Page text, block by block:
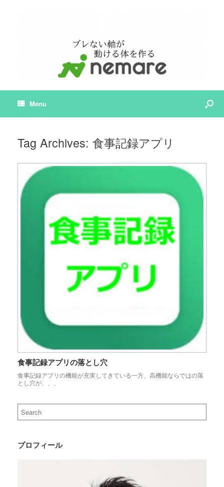
Menu
Tag Archives: 食事記録アプリ
食事記録アプリの落とし穴
食事記録アプリの機能が充実してきている一方、高機能ならではの落
とし穴が、、、
Search
for:
プロフィール